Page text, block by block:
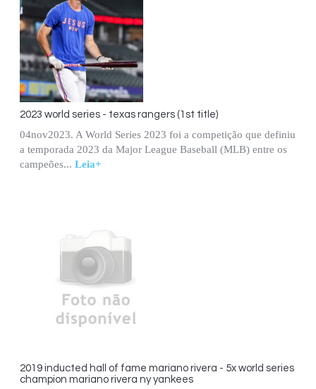
2023 world series - texas rangers (1st title)
04nov2023. A World Series 2023 foi a competição que definiu
a temporada 2023 da Major League Baseball (MLB) entre os
campeões... Leia+
2019 inducted hall of fame mariano rivera - 5x world series
champion mariano rivera ny yankees